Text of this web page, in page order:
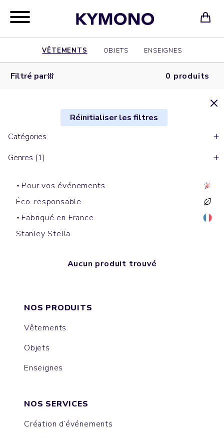
VÊTEMENTS OBJETS ENSEIGNES
Filtré par 0 produits
Réinitialiser les filtres
Catégories
Genres (1)
Pour vos événements
Éco-responsable
Fabriqué en France
Stanley Stella
Aucun produit trouvé
NOS PRODUITS
Vêtements
Objets
Enseignes
NOS SERVICES
Création d’événements